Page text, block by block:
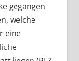
gegangen
welche
eine